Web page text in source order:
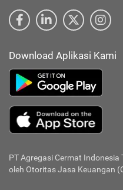
Download Aplikasi Kami
PT Agregasi Cermat Indonesia
oleh Otoritas Jasa Keuangan